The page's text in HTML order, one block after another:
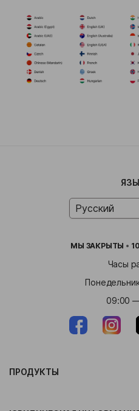
МЫ ЗАКРЫТЫ •
Часы
09:00
ПРОДУКТЫ